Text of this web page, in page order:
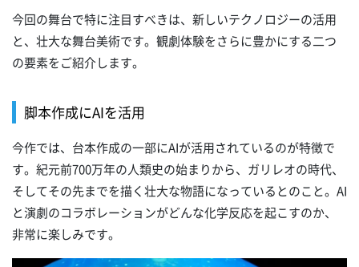
今回の舞台で特に注目すべきは、新しいテクノロジーの活用
と、壮大な舞台美術です。観劇体験をさらに豊かにする二つ
の要素をご紹介します。
脚本作成にAIを活用
今作では、台本作成の一部にAIが活用されているのが特徴で
す。紀元前700万年の人類史の始まりから、ガリレオの時代、
そしてその先までを描く壮大な物語になっているとのこと。AI
と演劇のコラボレーションがどんな化学反応を起こすのか、
非常に楽しみです。